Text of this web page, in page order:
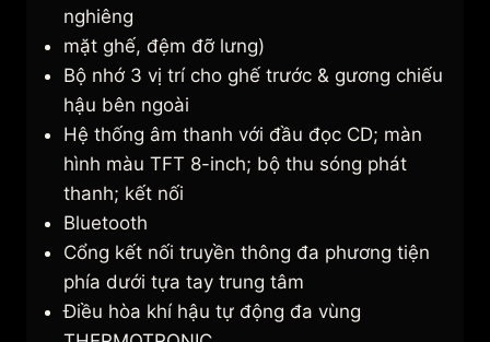
nghiêng
mặt ghế, đệm đỡ lưng)
Bộ nhớ 3 vị trí cho ghế trước & gương chiếu
hậu bên ngoài
Hệ thống âm thanh với đầu đọc CD; màn
hình màu TFT 8-inch; bộ thu sóng phát
thanh; kết nối
Bluetooth
Cổng kết nối truyền thông đa phương tiện
phía dưới tựa tay trung tâm
Điều hòa khí hậu tự động đa vùng